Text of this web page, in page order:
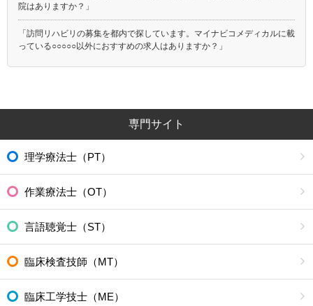
院はありますか？」
「訪問リハビリの募集を都内で探しています。マイナビコメディカルに載
っている○○○○○以外におすすめの求人はありますか？」
専門サイト
理学療法士（PT）
作業療法士（OT）
言語聴覚士（ST）
臨床検査技師（MT）
臨床工学技士（ME）